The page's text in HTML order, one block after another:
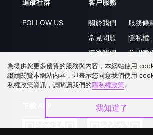
追蹤社群
FOLLOW US
客戶服務
關於我們
常見問題
聯絡我們
升級VIP
服務條
隱私權
公開徵
合作洽
為提供您更多優質的服務與內容，本網站使用
繼續閱覽本網站內容，即表示您同意我們使用
私權政策資訊，請閱讀我們的隱私權政策。
我知道了